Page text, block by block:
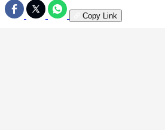
Copy Link